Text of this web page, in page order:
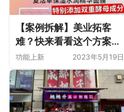
【案例拆解】美业拓客
难？快来看看这个方案，
一场活动裂变拓客6899
人，裂变层级高达32层！
功能上新 2023年5月19日